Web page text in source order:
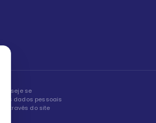
deseje se
dados pessoais
através do site